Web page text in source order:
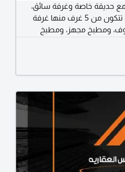
فيلا صغيرة في السلام قطعة 7 مع حديقة خاصة وغرفة سائق،
دورين ونصف. تشطيب سوبر ديلوكس. تتكون من 5 غرف منها غرفة
ومطبخ مجهز، ومطبخ